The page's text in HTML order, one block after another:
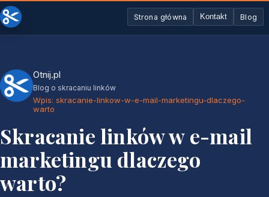
Strona główna Kontakt Blog
Otnij.pl
Blog o skracaniu linków
Wpis: skracanie-linkow-w-e-mail-marketingu-dlaczego-
warto
Skracanie linków w e-mail
marketingu dlaczego
warto?